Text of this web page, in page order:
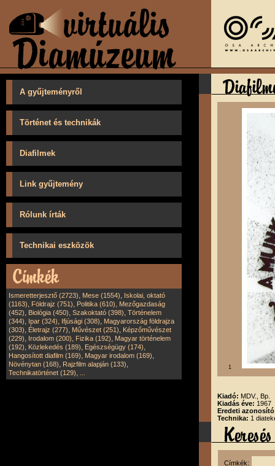
A gyűjteményről
Történet és technikák
Diafilmek
Link gyűjtemény
Rólunk írták
Technikai eszközök
Ismeretterjesztő (2723), Mese (1554), Iskolai, oktató
(1163), Földrajz (751), Politika (610), Mezőgazdaság
(452), Biológia (450), Szakoktató (398), Történelem
(344), Ipar (324), Ifjúsági (308), Magyarország földrajza
(303), Életrajz (277), Művészet (251), Képzőművészet
(229), Irodalom (200), Fizika (192), Magyar történelem
(192), Közlekedés (189), Egészségügy (174),
Hangosított diafilm (169), Magyar irodalom (169),
Növénytan (168), Rajzfilm alapján (133),
Technikatörténet (129),
1
Kiadó: MDV., Bp.
Kiadás éve: 1967
Eredeti
Technika: 1
Címkék: